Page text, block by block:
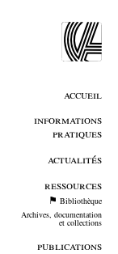
accueil
informations
pratiques
actualités
ressources
Bibliothèque
Archives, documentation
et collections
publications